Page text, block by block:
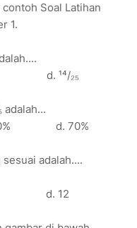
Soal Latihan
1.
d. ¹⁴/₂₅
adalah...
d. 70%
adalah....
d. 12